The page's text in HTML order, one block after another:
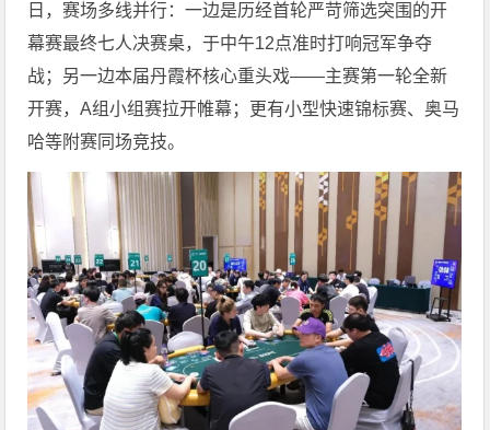
日，赛场多线并行：一边是历经首轮严苛筛选突围的开
幕赛最终七人决赛桌，于中午12点准时打响冠军争夺
战；另一边本届丹霞杯核心重头戏——主赛第一轮全新
开赛，A组小组赛拉开帷幕；更有小型快速锦标赛、奥马
哈等附赛同场竞技。